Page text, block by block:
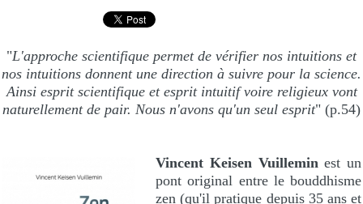
"L'approche scientifique permet de vérifier nos intuitions et
nos intuitions donnent une direction à suivre pour la science.
Ainsi esprit scientifique et esprit intuitif voire religieux vont
naturellement de pair. Nous n'avons qu'un seul esprit" (p.54)
Vincent Keisen Vuilleminest un
pont original entre le bouddhisme
zen (qu'il pratique depuis 35 ans et